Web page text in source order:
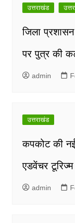
उत्तराखंड
जिला
पर पुत्र की
admin
उत्तराखंड
कपकोट की नई
एडवेंचर
admin